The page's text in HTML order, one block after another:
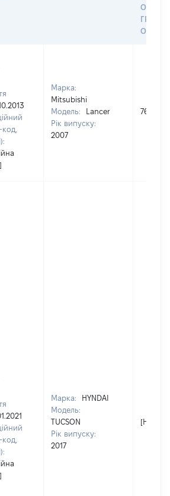
Марка:
Mitsubishi
Модель:
Lancer
Рік випуску:
2007
76000
Марка:
HYNDAI
Модель:
TUCSON
Рік випуску:
2017
[Не